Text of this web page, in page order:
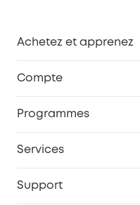
Achetez et apprenez
Compte
Programmes
Services
Support